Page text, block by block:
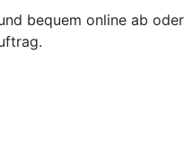
bequem online ab oder